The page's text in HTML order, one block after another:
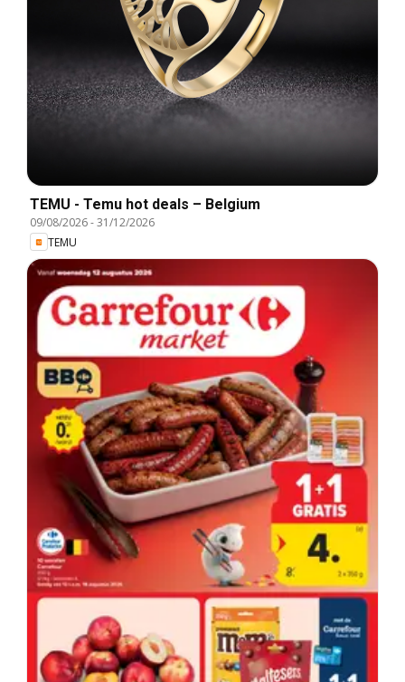
TEMU - Temu hot deals – Belgium
09/08/2026-31/12/2026
TEMU